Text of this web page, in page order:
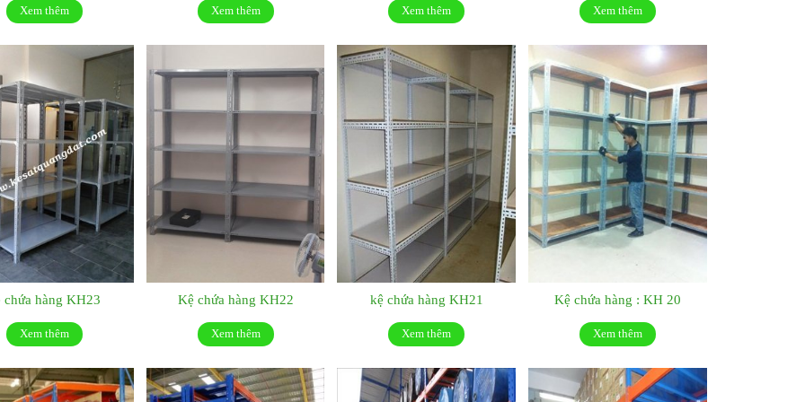
Xem thêm Xem thêm Xem thêm Xem thêm
chứa hàng KH23
Xem thêm
Kệ chứa hàng KH22
Xem thêm
kệ chứa hàng KH21
Xem thêm
Kệ chứa hàng : KH 20
Xem thêm